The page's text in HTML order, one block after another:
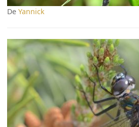
DeYannick